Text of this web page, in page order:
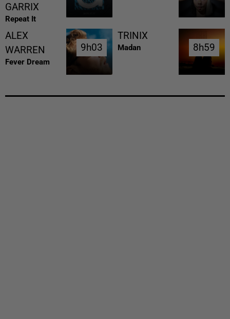
GARRIX
Repeat It
ALEX
WARREN
Fever Dream
9h03
9h03
TRINIX
Madan 8h59
8h59